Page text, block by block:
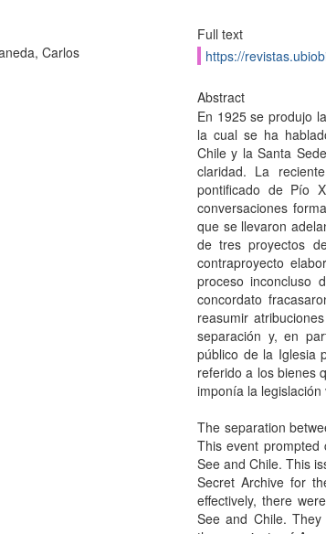
Carlos
Full text
https://
Abstract
En 1925 se produjo
la cual se ha
Chile y la Santa
claridad. La
pontificado de Pío
conversaciones
que se llevaron
de tres proyectos
contraproyecto
proceso inconcluso
concordato
reasumir
separación y, en
público de la Iglesia
referido a los bienes
imponía la
The separation
This event prompted
See and Chile. This
Secret Archive for
effectively, there
See and Chile.